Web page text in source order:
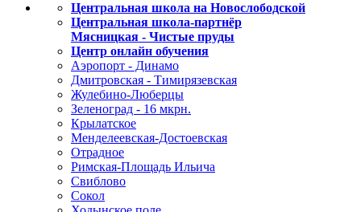
Центральная школа на Новослободской
Центральная школа-партнёр
Мясницкая - Чистые пруды
Центр онлайн обучения
Аэропорт - Динамо
Дмитровская - Тимирязевская
Жулебино-Люберцы
Зеленоград - 16 мкрн.
Крылатское
Менделеевская-Достоевская
Отрадное
Римская-Площадь Ильича
Свиблово
Сокол